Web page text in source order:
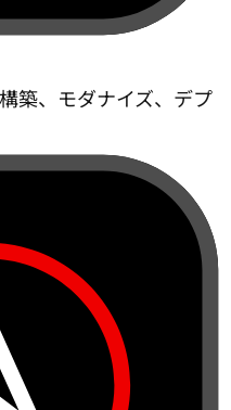
築、モダナイズ、デプ